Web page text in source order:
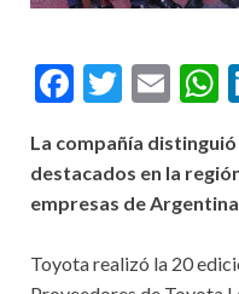
Facebook
La compañía
destacados en la
empresas de
Toyota realizó la 20